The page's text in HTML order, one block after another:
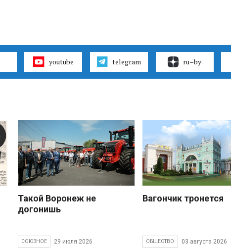
youtube telegram ru–by
Такой Воронеж не
догонишь
СОЮЗНОЕ 29 июля 2026
Вагончик тронется
ОБЩЕСТВО 03 августа 2026